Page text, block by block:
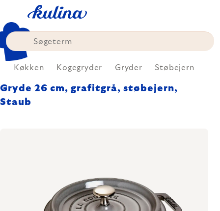
content
Køkken Kogegryder Gryder Støbejern
Gryde 26 cm, grafitgrå, støbejern,
Staub